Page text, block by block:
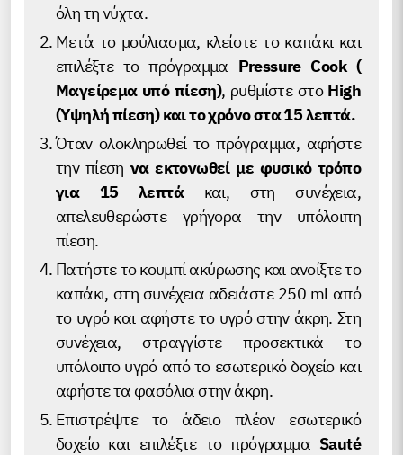
όλη τη νύχτα.
Μετά το μούλιασμα, κλείστε το καπάκι και
επιλέξτε το πρόγραμμα Pressure Cook (
Μαγείρεμα υπό πίεση), ρυθμίστε στο High
(Υψηλή πίεση) και το χρόνο στα 15 λεπτά.
Όταν ολοκληρωθεί το πρόγραμμα, αφήστε
την πίεση να εκτονωθεί με φυσικό τρόπο
για 15 λεπτάκαι, στη συνέχεια,
απελευθερώστε γρήγορα την υπόλοιπη
πίεση.
Πατήστε το κουμπί ακύρωσης και ανοίξτε το
καπάκι, στη συνέχεια αδειάστε 250 ml από
το υγρό και αφήστε το υγρό στην άκρη. Στη
συνέχεια, στραγγίστε προσεκτικά το
υπόλοιπο υγρό από το εσωτερικό δοχείο και
αφήστε τα φασόλια στην άκρη.
Επιστρέψτε το άδειο πλέον εσωτερικό
δοχείο και επιλέξτε το πρόγραμμα Sauté